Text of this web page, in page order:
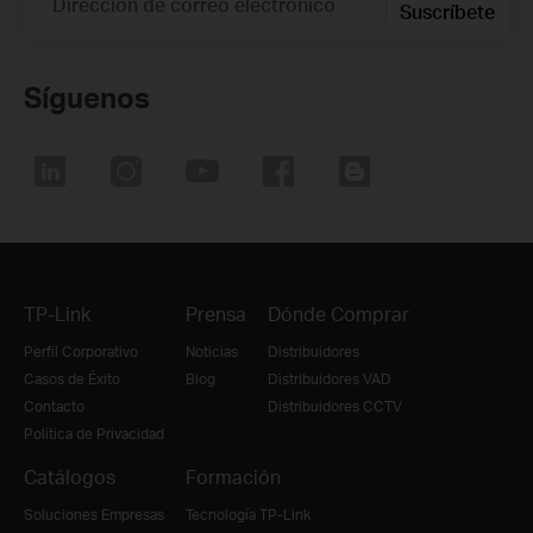
Suscríbete
Síguenos
TP-Link
Perfil Corporativo
Casos de Éxito
Contacto
Política de Privacidad
Prensa
Noticias
Blog
Dónde Comprar
Distribuidores
Distribuidores VAD
Distribuidores CCTV
Catálogos
Soluciones Empresas
Formación
Tecnología TP-Link